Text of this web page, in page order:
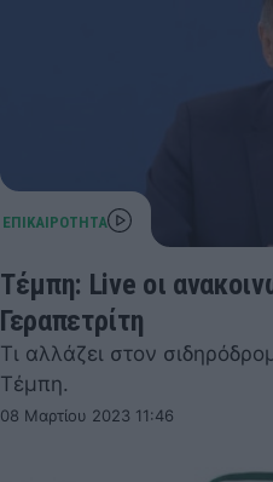
Τέμπη: Live οι
Γεραπετρίτη
Τι αλλάζει στον
Τέμπη.
08 Μαρτίου 2023 11:46